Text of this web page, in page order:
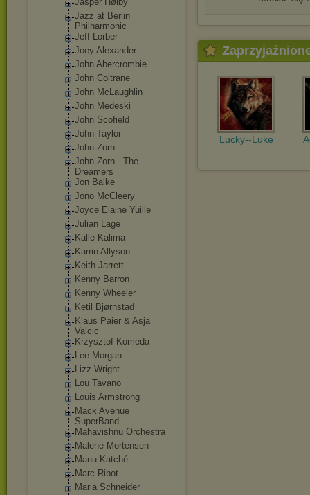
Jazz at Berlin
Philharmonic
Jeff Lorber
Joey Alexander
John Abercrombie
John Coltrane
John McLaughlin
John Medeski
John Scofield
John Taylor
John Zorn
John Zorn - The
Dreamers
Jon Balke
Jono McCleery
Joyce Elaine Yuille
Julian Lage
Kalle Kalima
Karrin Allyson
Keith Jarrett
Kenny Barron
Kenny Wheeler
Ketil Bjørnstad
Klaus Paier & Asja
Valcic
Krzysztof Komeda
Lee Morgan
Lizz Wright
Lou Tavano
Louis Armstrong
Mack Avenue
SuperBand
Mahavishnu Orchestra
Malene Mortensen
Manu Katché
Marc Ribot
Maria Schneider
Lucky--Luke